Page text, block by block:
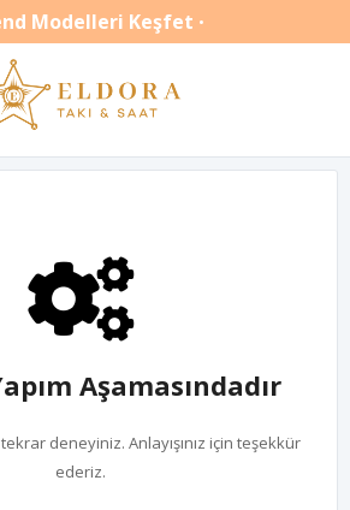
Modelleri Keşfet •
Aşamasındadır
deneyiniz. Anlayışınız için teşekkür
ederiz.